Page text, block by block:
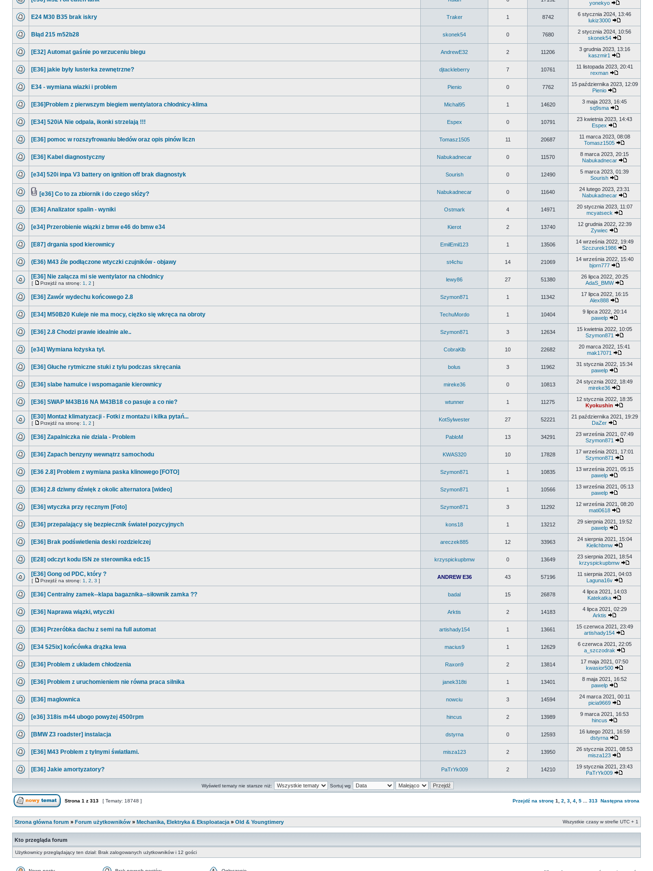
yonekyo
E24 M30 B35 brak iskry Traker 1 8742
6 stycznia 2024, 13:46
lukiz3000
Błąd 215 m52b28 skonek54 0 7680
2 stycznia 2024, 10:56
skonek54
[E32] Automat gaśnie po wrzuceniu biegu AndrewE32 2 11206
3 grudnia 2023, 13:16
kaszmir1
[E36] jakie były lusterka zewnętrzne? djtackleberry 7 10761
11 listopada 2023, 20:41
rexman
E34 - wymiana wiazki i problem Pienio 0 7762
15 października 2023, 12:09
Pienio
[E36]Problem z pierwszym biegiem wentylatora chłodnicy-klima Michal95 1 14620
3 maja 2023, 16:45
sq9sma
[E34] 520iA Nie odpala, ikonki strzelają !!! Espex 0 10791
23 kwietnia 2023, 14:43
Espex
[E36] pomoc w rozszyfrowaniu błedów oraz opis pinów liczn Tomasz1505 11 20687
11 marca 2023, 08:08
Tomasz1505
[E36] Kabel diagnostyczny Nabukadnecar 0 11570
8 marca 2023, 20:15
Nabukadnecar
[e34] 520i inpa V3 battery on ignition off brak diagnostyk Sourish 0 12490
5 marca 2023, 01:39
Sourish
[e36] Co to za zbiornik i do czego słóży? Nabukadnecar 0 11640
24 lutego 2023, 23:31
Nabukadnecar
[E36] Analizator spalin - wyniki Ostmark 4 14971
20 stycznia 2023, 11:07
mcyatseck
[e34] Przerobienie wiązki z bmw e46 do bmw e34 Kierot 2 13740
12 grudnia 2022, 22:39
Zywiec
[E87] drgania spod kierownicy EmilEmil123 1 13506
14 września 2022, 19:49
Szczurek1986
(E36) M43 źle podłączone wtyczki czujników - objawy st4chu 14 21069
14 września 2022, 15:40
bjorn777
[E36] Nie załącza mi sie wentylator na chłodnicy
[ Przejdź na stronę: 1 2 ]
lewy86 27 51380
26 lipca 2022, 20:25
AdaS_BMW
[E36] Zawór wydechu końcowego 2.8 Szymon871 1 11342
17 lipca 2022, 16:15
Alex888
[E34] M50B20 Kuleje nie ma mocy, ciężko się wkręca na obroty TechuMordo 1 10404
9 lipca 2022, 20:14
pawelp
[E36] 2.8 Chodzi prawie idealnie ale.. Szymon871 3 12634
15 kwietnia 2022, 10:05
Szymon871
[e34] Wymiana łożyska tył. CobraKlb 10 22682
20 marca 2022, 15:41
mak17071
[E36] Głuche rytmiczne stuki z tylu podczas skręcania bolus 3 11962
31 stycznia 2022, 15:34
pawelp
[E36] slabe hamulce i wspomaganie kierownicy mireke36 0 10813
24 stycznia 2022, 18:49
mireke36
[E36] SWAP M43B16 NA M43B18 co pasuje a co nie? wtunner 1 11275
12 stycznia 2022, 18:35
Kyokushin
[E30] Montaż klimatyzacji - Fotki z montażu i kilka pytań...
[ Przejdź na stronę: 1 2 ]
KotSylwester 27 52221
21 października 2021, 19:29
DaZer
[E36] Zapalniczka nie dziala - Problem PabloM 13 34291
23 września 2021, 07:49
Szymon871
[E36] Zapach benzyny wewnątrz samochodu KWAS320 10 17828
17 września 2021, 17:01
Szymon871
[E36 2.8] Problem z wymiana paska klinowego [FOTO] Szymon871 1 10835
13 września 2021, 05:15
pawelp
[E36] 2.8 dziwny dźwięk z okolic alternatora [wideo] Szymon871 1 10566
13 września 2021, 05:13
pawelp
[E36] wtyczka przy ręcznym [Foto] Szymon871 3 11292
12 września 2021, 08:20
mati0618
[E36] przepalający się bezpiecznik świateł pozycyjnych kons18 1 13212
29 sierpnia 2021, 19:52
pawelp
[E36] Brak podświetlenia deski rozdzielczej areczek885 12 33963
24 sierpnia 2021, 15:04
Kielichbmw
[E28] odczyt kodu ISN ze sterownika edc15 krzyspickupbmw 0 13649
23 sierpnia 2021, 18:54
krzyspickupbmw
[E36] Gong od PDC, który ?
[ Przejdź na stronę: 1 2 3 ]
ANDREW E36 43 57196
11 sierpnia 2021, 04:03
Laguna16v
[E36] Centralny zamek--klapa bagaznika--siłownik zamka ?? badal 15 26878
4 lipca 2021, 14:03
Katekatka
[E36] Naprawa wiązki, wtyczki Arktis 2 14183
4 lipca 2021, 02:29
Arktis
[E36] Przeróbka dachu z semi na full automat artishady154 1 13661
15 czerwca 2021, 23:49
artishady154
[E34 525ix] końcówka drążka lewa macius9 1 12629
6 czerwca 2021, 22:05
a_szczodrak
[E36] Problem z układem chłodzenia Raxon9 2 13814
17 maja 2021, 07:50
kwasior500
[E36] Problem z uruchomieniem nie równa praca silnika janek318ti 1 13401
8 maja 2021, 16:52
pawelp
[E36] maglownica nowciu 3 14594
24 marca 2021, 00:11
picia9669
[e36] 318is m44 ubogo powyżej 4500rpm hincus 2 13989
9 marca 2021, 16:53
hincus
[BMW Z3 roadster] instalacja dstyrna 0 12593
16 lutego 2021, 16:59
dstyrna
[E36] M43 Problem z tylnymi światłami. misza123 2 13950
26 stycznia 2021, 08:53
misza123
[E36] Jakie amortyzatory? PaTrYk009 2 14210
19 stycznia 2021, 23:43
PaTrYk009
Wyświetl tematy nie starsze niż: Sortuj wg
Strona 1 z 313 [ Tematy: 18748 ] Przejdź na stronę 1 2 3 4 5 313 Następna strona
Strona główna forum » Forum użytkowników » Mechanika, Elektryka & Eksploatacja » Old & Youngtimery Wszystkie czasy w strefie UTC + 1
Kto przegląda forum
Użytkownicy przeglądający ten dział: Brak zalogowanych użytkowników i 12 gości